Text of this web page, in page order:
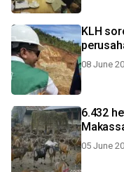
KLH
08 June
6.432
05 June